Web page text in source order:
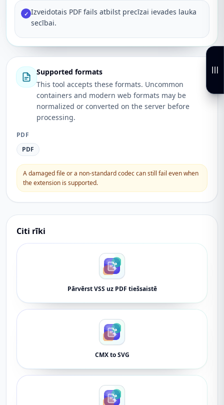
✓ Izveidotais PDF fails atbilst precīzai ievades lauka
secībai.
Supported formats
This tool accepts these formats. Uncommon
containers and modern web formats may be
normalized or converted on the server before
processing.
PDF
PDF
A damaged file or a non-standard codec can still fail even when
the extension is supported.
Citi rīki
Pārvērst VSS uz PDF tiešsaistē
CMX to SVG